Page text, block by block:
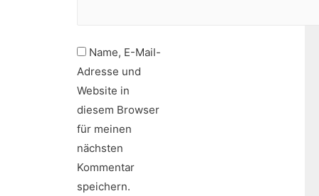
Name, E-Mail-
Adresse und
Website in
diesem Browser
für meinen
nächsten
Kommentar
speichern.